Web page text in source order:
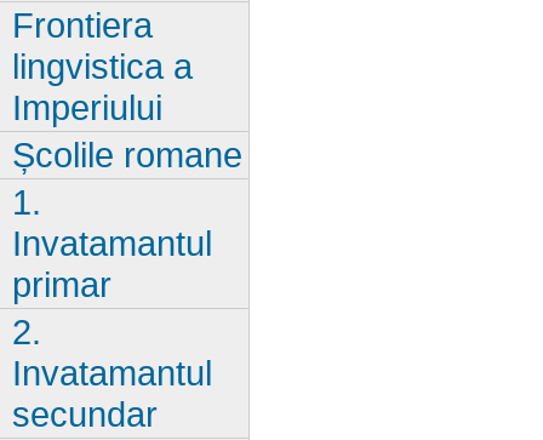
Frontiera
lingvistica a
Imperiului
Școlile romane
1.
Invatamantul
primar
2.
Invatamantul
secundar